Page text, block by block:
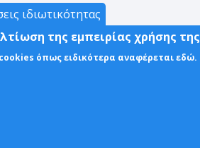
ιδιωτικότητας
της εμπειρίας χρήσης της
όπως ειδικότερα αναφέρεται εδώ.